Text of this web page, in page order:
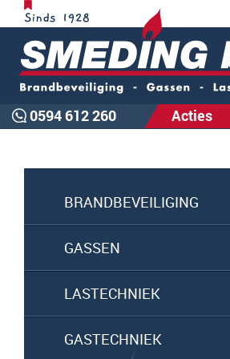
0594 612 260 Acties
BRANDBEVEILIGING
GASSEN
LASTECHNIEK
GASTECHNIEK